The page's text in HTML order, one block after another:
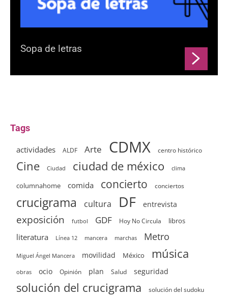
Sopa de letras
Tags
actividades ALDF Arte CDMX centro histórico
Cine Ciudad ciudad de méxico clima
columnahome comida concierto conciertos
crucigrama cultura DF entrevista
exposición futbol GDF Hoy No Circula libros
literatura Línea 12 mancera marchas Metro
Miguel Ángel Mancera movilidad México música
obras ocio Opinión plan Salud seguridad
solución del crucigrama solución del sudoku